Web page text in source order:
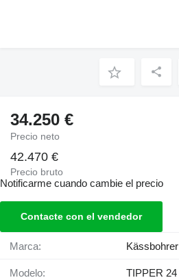
34.250 €
Precio neto
42.470 €
Precio bruto
Notificarme cuando cambie el precio
Contacte con el vendedor
Marca: Kässbohrer
Modelo: TIPPER